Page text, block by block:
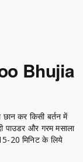
Bhujia
कर किसी बर्तन में
पाउडर और गरम मसाला
20 मिनिट के लिये